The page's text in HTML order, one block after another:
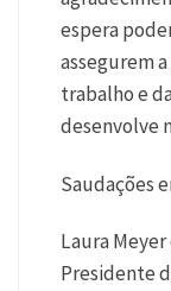
espera
assegurem
trabalho e
desenvolve
Saudações
Laura
Presidente